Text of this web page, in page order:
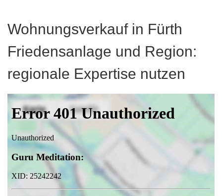
Wohnungsverkauf in Fürth
Friedensanlage und Region:
regionale Expertise nutzen